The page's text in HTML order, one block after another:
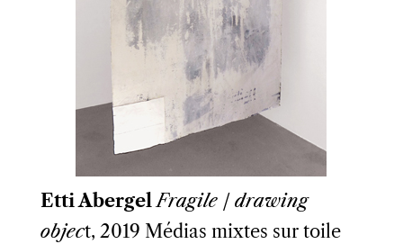
Etti Abergel Fragile / drawing
object, 2019 Médias mixtes sur toile